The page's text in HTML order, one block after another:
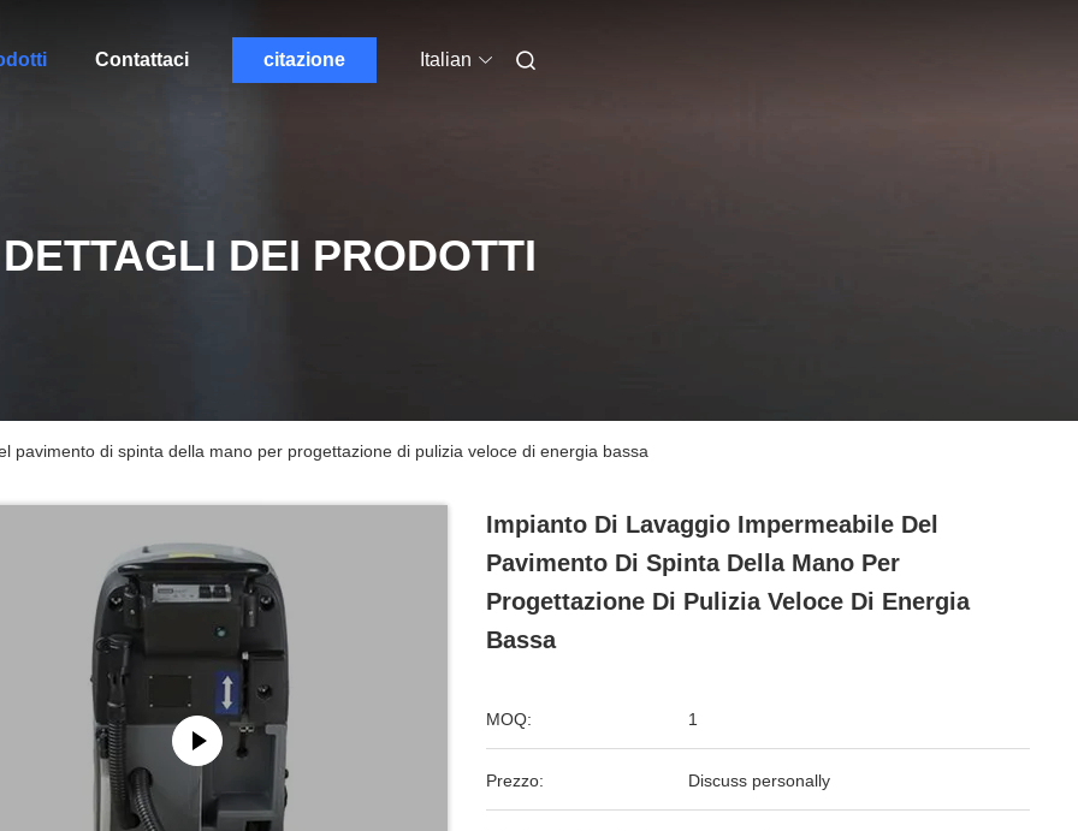
Contattaci citazione Italian
DETTAGLI DEI PRODOTTI
pavimento di spinta della mano per progettazione di pulizia veloce di energia bassa
Impianto Di Lavaggio Impermeabile Del
Pavimento Di Spinta Della Mano Per
Progettazione Di Pulizia Veloce Di Energia
Bassa
MOQ: 1
Prezzo: Discuss personally